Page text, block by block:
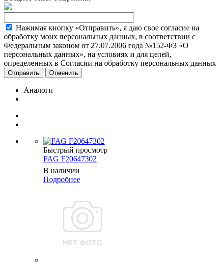
Нажимая кнопку «Отправить», я даю свое согласие на
обработку моих персональных данных, в соответствии с
Федеральным законом от 27.07.2006 года №152-ФЗ «О
персональных данных», на условиях и для целей,
определенных в Согласии на обработку персональных данных
Отменить
Аналоги
Быстрый просмотр
FAG F20647302
В наличии
Подробнее